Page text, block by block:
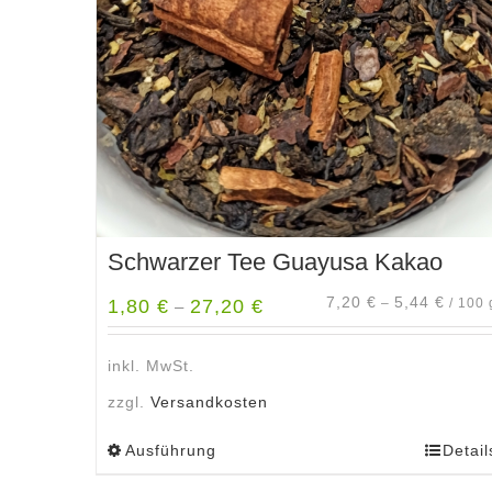
Schwarzer Tee Guayusa Kakao
1,80 € – 27,20 € 7,20 € – 5,44 € / 100
inkl. MwSt.
zzgl. Versandkosten
Ausführung